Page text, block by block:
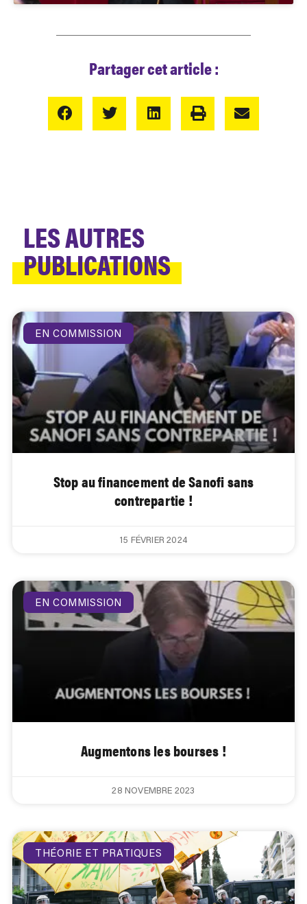
Partager cet article :
LES AUTRES
PUBLICATIONS
EN COMMISSION
Stop au financement de Sanofi sans
contrepartie !
15 FÉVRIER 2024
EN COMMISSION
Augmentons les bourses !
28 NOVEMBRE 2023
THÉORIE ET PRATIQUES